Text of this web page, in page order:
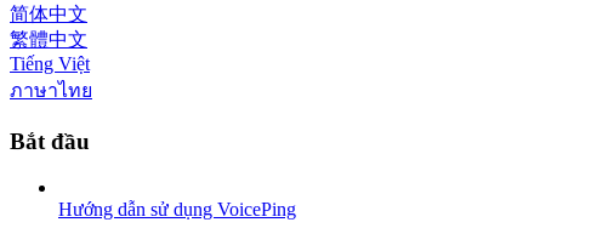
简体中文
繁體中文
Tiếng Việt
ภาษาไทย
Bắt đầu
Hướng dẫn sử dụng VoicePing